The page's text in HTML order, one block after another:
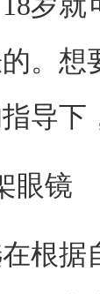
。
导
眼镜
据